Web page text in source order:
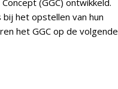
(GGC) ontwikkeld.
het opstellen van hun
het GGC op de volgende